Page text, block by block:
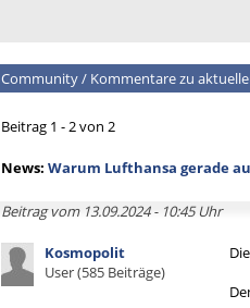
Community/ Kommentare zu
Beitrag 1 - 2 von 2
News: Warum Lufthansa gerade
Beitrag vom 13.09.2024 - 10:45 Uhr
Kosmopolit
User (585 Beiträge)